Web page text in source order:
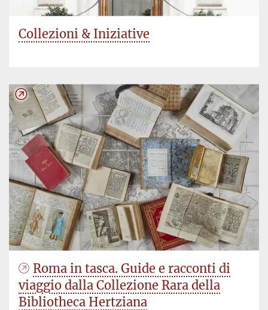
Collezioni & Iniziative
Roma in tasca. Guide e racconti di
viaggio dalla Collezione Rara della
Bibliotheca Hertziana